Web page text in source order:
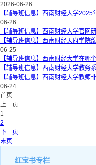
2026-06-26
【辅导班信息】西南财经大学
06-26
【辅导班信息】西南财经大学官网
【辅导班信息】西南财经天府学
06-25
【辅导班信息】西南财经大学在哪
【辅导班信息】西南财经大学教务
【辅导班信息】西南财经大学教师
06-24
首页
上一页
1
2
下一页
末页
红宝书专栏